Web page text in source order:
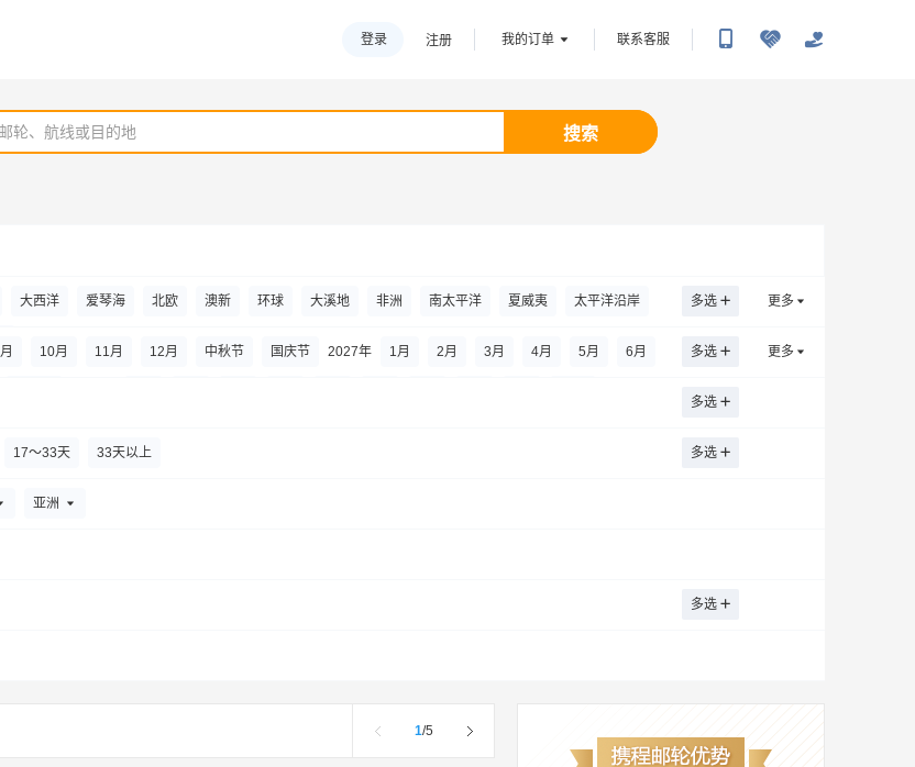
登录 注册 我的订单 联系客服
搜索
大西洋 爱琴海 北欧 澳新 环球 大溪地 非洲 南太平洋 夏威夷 太平洋沿岸 更多
多选
月 10月 11月 12月 中秋节 国庆节 2027年 1月 2月 3月 4月 5月 6月 更多
多选
多选
17～33天 33天以上 多选
亚洲
多选
1/5